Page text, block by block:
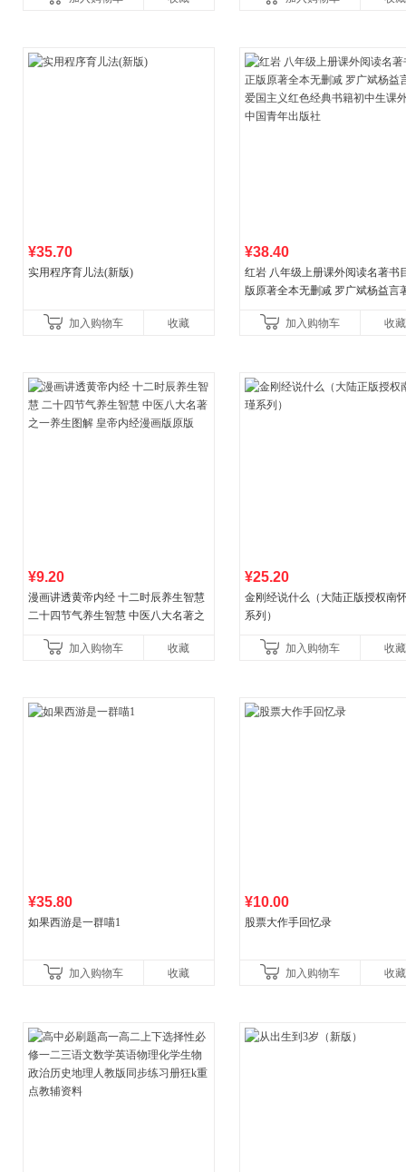
¥35.70
实用程序育儿法(新版)
加入购物车 收藏
¥38.40
红岩 八年级上册课外阅读名著书
版原著全本无删减 罗广斌杨益言
国青年出版社加入购物车 收藏
¥9.20
漫画讲透黄帝内经 十二时辰养生智慧
二十四节气养生智慧 中医八大名著之
加入购物车
收藏
¥25.20
金刚经说什么（大陆正版授权南
系列）
加入购物车 收藏
¥35.80
如果西游是一群喵1
加入购物车 收藏
¥10.00
股票大作手回忆录
加入购物车 收藏